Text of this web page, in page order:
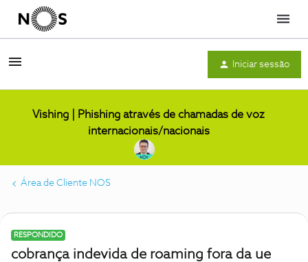
Menu
Iniciar sessão
Vishing | Phishing através de chamadas de voz
internacionais/nacionais
Área de Cliente NOS
RESPONDIDO
cobrança indevida de roaming fora da ue